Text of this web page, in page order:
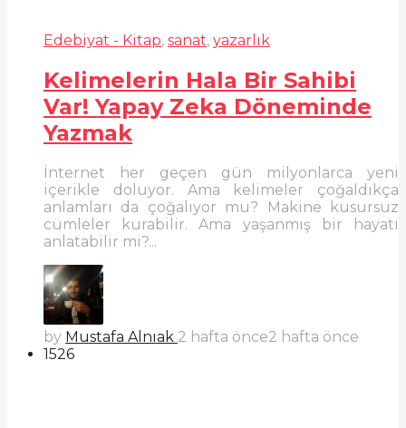
Edebiyat - Kitap, sanat, yazarlık
Kelimelerin Hala Bir Sahibi
Var! Yapay Zeka Döneminde
Yazmak
İnternet her geçen gün milyonlarca yeni
içerikle doluyor. Ama kelimeler çoğaldıkça
anlamları da çoğalıyor mu? Makine kusursuz
cümleler kurabilir. Ama yaşanmış bir hayatı
anlatabilir mi?...
by Mustafa Alnıak 2 hafta önce2 hafta önce
1526